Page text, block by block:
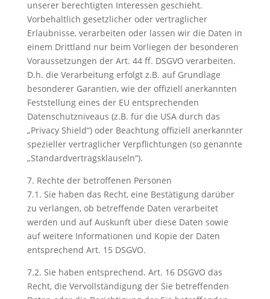
unserer berechtigten Interessen geschieht.
Vorbehaltlich gesetzlicher oder vertraglicher
Erlaubnisse, verarbeiten oder lassen wir die Daten in
einem Drittland nur beim Vorliegen der besonderen
Voraussetzungen der Art. 44 ff. DSGVO verarbeiten.
D.h. die Verarbeitung erfolgt z.B. auf Grundlage
besonderer Garantien, wie der offiziell anerkannten
Feststellung eines der EU entsprechenden
Datenschutzniveaus (z.B. für die USA durch das
„Privacy Shield“) oder Beachtung offiziell anerkannter
spezieller vertraglicher Verpflichtungen (so genannte
„Standardvertragsklauseln“).
7. Rechte der betroffenen Personen
7.1. Sie haben das Recht, eine Bestätigung darüber
zu verlangen, ob betreffende Daten verarbeitet
werden und auf Auskunft über diese Daten sowie
auf weitere Informationen und Kopie der Daten
entsprechend Art. 15 DSGVO.
7.2. Sie haben entsprechend. Art. 16 DSGVO das
Recht, die Vervollständigung der Sie betreffenden